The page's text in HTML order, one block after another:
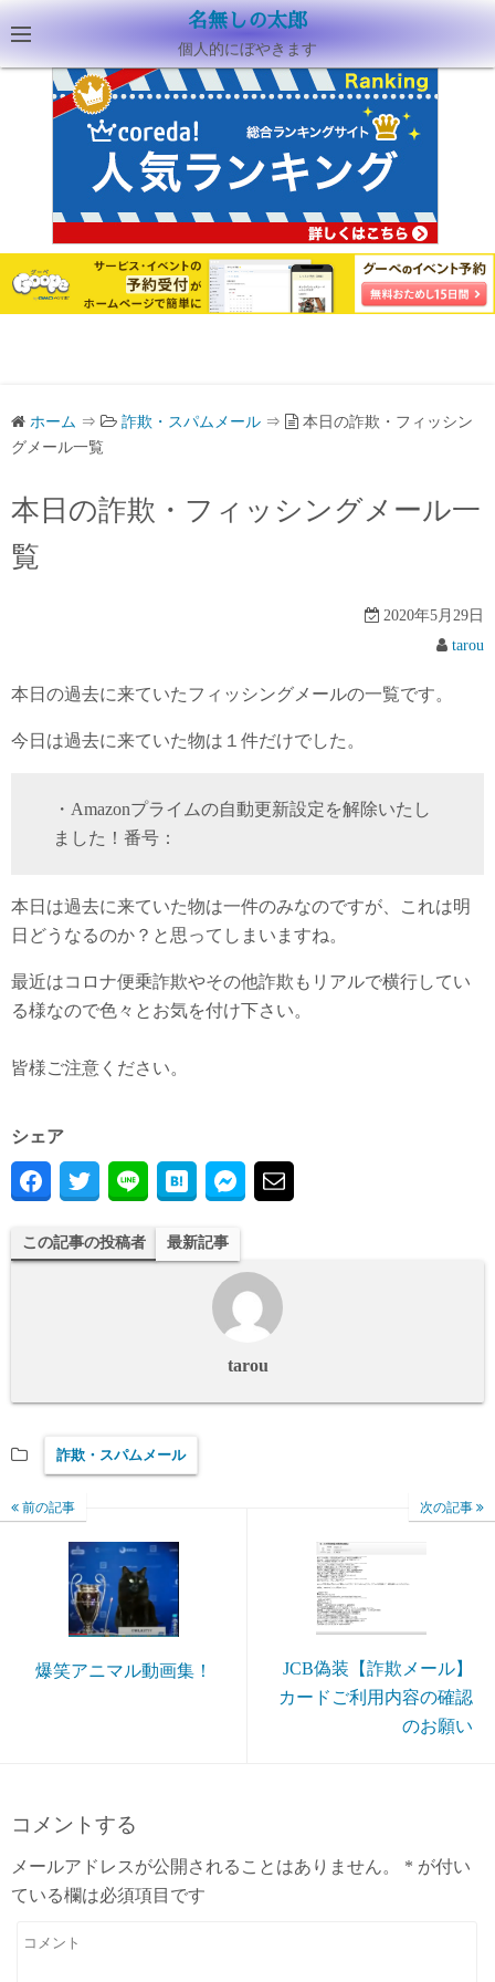
名無しの太郎
個人的にぼやきます
ホーム ⇒ 詐欺・スパムメール ⇒
本日の詐欺・フィッシン
グメール一覧
本日の詐欺・フィッシングメール一
覧
2020年5月29日
tarou
本日の過去に来ていたフィッシングメールの一覧です。
今日は過去に来ていた物は１件だけでした。
・Amazonプライムの自動更新設定を解除いたし
ました！番号：
本日は過去に来ていた物は一件のみなのですが、これは明
日どうなるのか？と思ってしまいますね。
最近はコロナ便乗詐欺やその他詐欺もリアルで横行してい
る様なので色々とお気を付け下さい。
皆様ご注意ください。
シェア
この記事の投稿者 最新記事
tarou
詐欺・スパムメール
前の記事
爆笑アニマル動画集！
次の記事
JCB偽装【詐欺メール】
カードご利用内容の確認
のお願い
コメントする
メールアドレスが公開されることはありません。 * が付い
ている欄は必須項目です